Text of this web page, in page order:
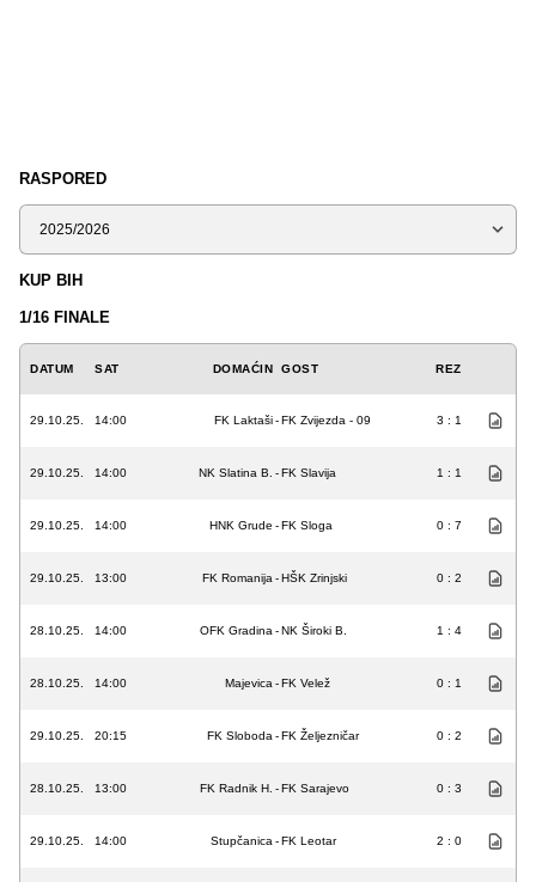
RASPORED
Sezona
KUP BIH
1/16 FINALE
DATUM SAT DOMAĆIN GOST REZ
29.10.25. 14:00 FK Laktaši-FK Zvijezda - 09 3 : 1
29.10.25. 14:00 NK Slatina B. -FK Slavija 1 : 1
29.10.25. 14:00 HNK Grude -FK Sloga 0 : 7
29.10.25. 13:00 FK Romanija -HŠK Zrinjski 0 : 2
28.10.25. 14:00 OFK Gradina -NK Široki B. 1 : 4
28.10.25. 14:00 Majevica -FK Velež 0 : 1
29.10.25. 20:15 FK Sloboda -FK Željezničar 0 : 2
28.10.25. 13:00 FK Radnik H. -FK Sarajevo 0 : 3
29.10.25. 14:00 Stupčanica -FK Leotar 2 : 0